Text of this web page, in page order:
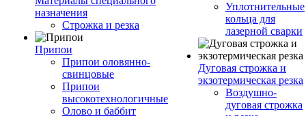
назначения
Строжка и резка
Припои
Припои оловянно-
свинцовые
Припои
высокотехнологичные
Олово и баббит
Уплотнительные
кольца для
лазерной сварки
Дуговая строжка и
экзотермическая резка
Воздушно-
дуговая строжка